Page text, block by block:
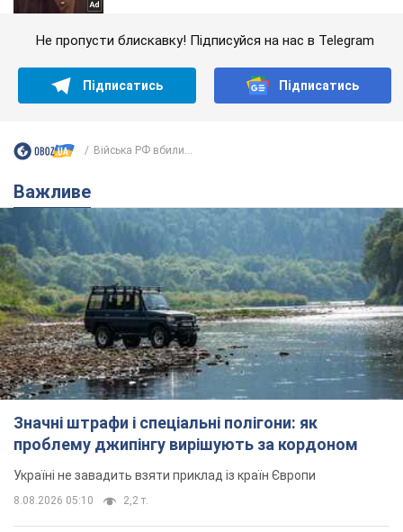
Не пропусти блискавку! Підписуйся на нас в Telegram
Підписатись Підписатись
Війська РФ вбили...
Важливе
Значні штрафи і спеціальні полігони: як
проблему джипінгу вирішують за кордоном
Україні не завадить взяти приклад із країн Європи
8.08.2026 05:10 2,2 т.